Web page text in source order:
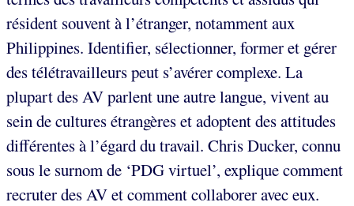
résident souvent à l’étranger, notamment aux
Philippines. Identifier, sélectionner, former et gérer
des télétravailleurs peut s’avérer complexe. La
plupart des AV parlent une autre langue, vivent au
sein de cultures étrangères et adoptent des attitudes
différentes à l’égard du travail. Chris Ducker, connu
sous le surnom de ‘PDG virtuel’, explique comment
recruter des AV et comment collaborer avec eux.